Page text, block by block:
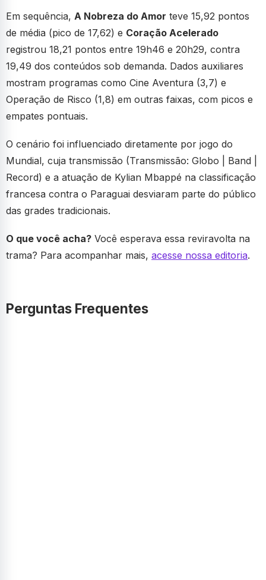
Em sequência, A Nobreza do Amor teve 15,92 pontos
de média (pico de 17,62) e Coração Acelerado
registrou 18,21 pontos entre 19h46 e 20h29, contra
19,49 dos conteúdos sob demanda. Dados auxiliares
mostram programas como Cine Aventura (3,7) e
Operação de Risco (1,8) em outras faixas, com picos e
empates pontuais.
O cenário foi influenciado diretamente por jogo do
Mundial, cuja transmissão (Transmissão: Globo | Band |
Record) e a atuação de Kylian Mbappé na classificação
francesa contra o Paraguai desviaram parte do público
das grades tradicionais.
O que você acha? Você esperava essa reviravolta na
trama? Para acompanhar mais, acesse nossa editoria.
Perguntas Frequentes